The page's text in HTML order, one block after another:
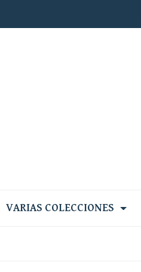
VARIAS COLECCIONES